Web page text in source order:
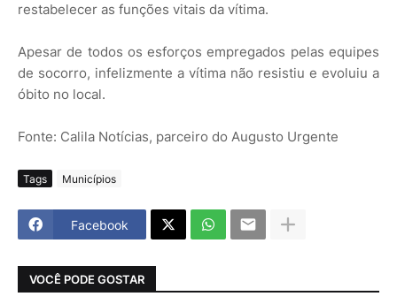
restabelecer as funções vitais da vítima.
Apesar de todos os esforços empregados pelas equipes
de socorro, infelizmente a vítima não resistiu e evoluiu a
óbito no local.
Fonte: Calila Notícias, parceiro do Augusto Urgente
Tags Municípios
Facebook
VOCÊ PODE GOSTAR